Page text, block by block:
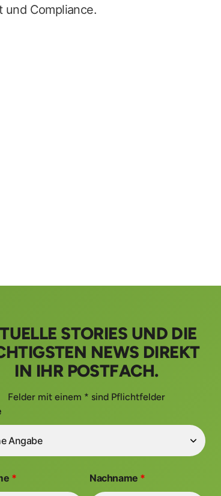
und Compliance.
STORIES UND DIE
NEWS DIREKT
IN IHR POSTFACH.
Felder mit einem * sind Pflichtfelder
* Nachname *